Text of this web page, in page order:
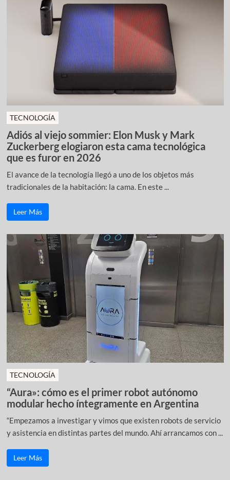
TECNOLOGÍA
Adiós al viejo sommier: Elon Musk y Mark
Zuckerberg elogiaron esta cama tecnológica
que es furor en 2026
El avance de la tecnología llegó a uno de los objetos más
tradicionales de la habitación: la cama. En este ...
Leer Más
TECNOLOGÍA
“Aura»: cómo es el primer robot autónomo
modular hecho íntegramente en Argentina
“Empezamos a investigar y vimos que existen robots de servicio
y asistencia en distintas partes del mundo. Ahí arrancamos con ...
Leer Más